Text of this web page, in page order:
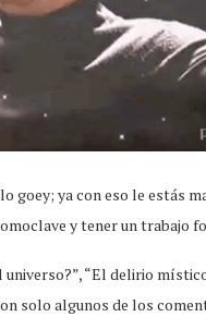
goey; ya con eso le estás
y tener un trabajo
“El delirio
solo algunos de los